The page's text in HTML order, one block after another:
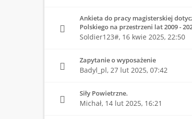
Ankieta do pracy magisterskiej
Polskiego na przestrzeni lat 2009 -
Soldier123#, 16 kwie 2025, 22:50
Zapytanie o wyposażenie
Badyl_pl, 27 lut 2025, 07:42
Siły Powietrzne.
Michał, 14 lut 2025, 16:21